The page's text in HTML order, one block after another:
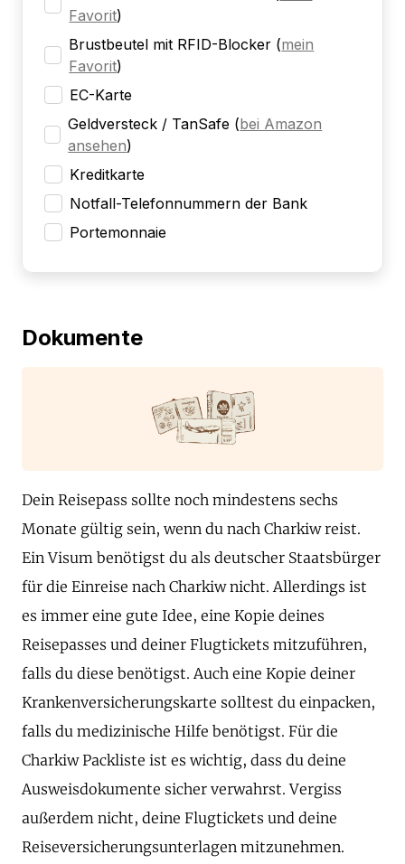
Favorit)
Brustbeutel mit RFID-Blocker (mein
Favorit)
EC-Karte
Geldversteck / TanSafe (bei Amazon
ansehen)
Kreditkarte
Notfall-Telefonnummern der Bank
Portemonnaie
Dokumente
Dein Reisepass sollte noch mindestens sechs
Monate gültig sein, wenn du nach Charkiw reist.
Ein Visum benötigst du als deutscher Staatsbürger
für die Einreise nach Charkiw nicht. Allerdings ist
es immer eine gute Idee, eine Kopie deines
Reisepasses und deiner Flugtickets mitzuführen,
falls du diese benötigst. Auch eine Kopie deiner
Krankenversicherungskarte solltest du einpacken,
falls du medizinische Hilfe benötigst. Für die
Charkiw Packliste ist es wichtig, dass du deine
Ausweisdokumente sicher verwahrst. Vergiss
außerdem nicht, deine Flugtickets und deine
Reiseversicherungsunterlagen mitzunehmen.